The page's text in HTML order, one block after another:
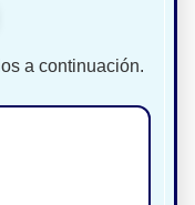
a continuación.